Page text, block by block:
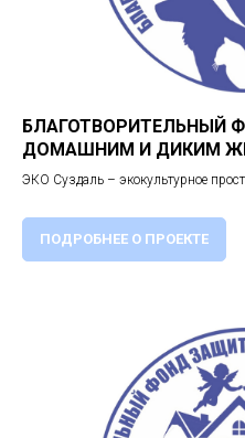
БЛАГОТВОРИТЕЛЬНЫЙ
ДОМАШНИМ И ДИКИМ
ЭКО Суздаль – экокультурное
ПОДРОБНЕЕ О ПРОЕКТЕ